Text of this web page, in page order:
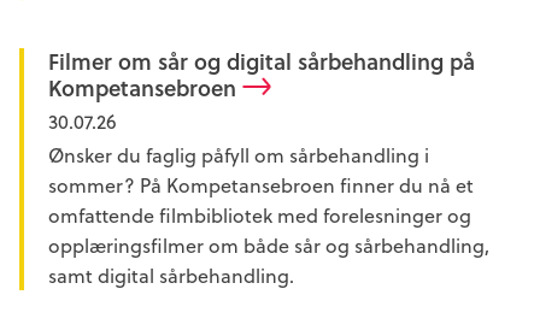
Filmer om sår og digital sårbehandling på
Kompetansebroen
30.07.26
Ønsker du faglig påfyll om sårbehandling i
sommer? På Kompetansebroen finner du nå et
omfattende filmbibliotek med forelesninger og
opplæringsfilmer om både sår og sårbehandling,
samt digital sårbehandling.